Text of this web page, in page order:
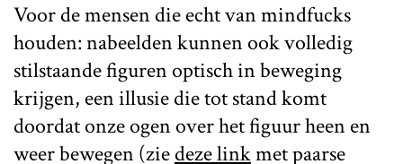
Voor de mensen die echt van mindfucks
houden: nabeelden kunnen ook volledig
stilstaande figuren optisch in beweging
krijgen, een illusie die tot stand komt
doordat onze ogen over het figuur heen en
weer bewegen (ziedeze linkmet paarse